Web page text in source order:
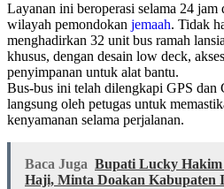
Layanan ini beroperasi selama 24 jam
wilayah pemondokan jemaah. Tidak
menghadirkan 32 unit bus ramah
khusus, dengan desain low deck,
penyimpanan untuk alat bantu.
Bus-bus ini telah dilengkapi GPS dan
langsung oleh petugas untuk
kenyamanan selama perjalanan.
Baca Juga Bupati Lucky Hakim
Haji, Minta Doakan Kabupaten